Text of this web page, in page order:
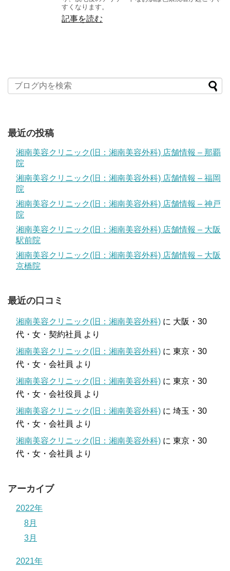
すくなります。
記事を読む
最近の投稿
湘南美容クリニック(旧：湘南美容外科) 店舗情報 – 那覇
院
湘南美容クリニック(旧：湘南美容外科) 店舗情報 – 福岡
院
湘南美容クリニック(旧：湘南美容外科) 店舗情報 – 神戸
院
湘南美容クリニック(旧：湘南美容外科) 店舗情報 – 大阪
駅前院
湘南美容クリニック(旧：湘南美容外科) 店舗情報 – 大阪
京橋院
最近の口コミ
湘南美容クリニック(旧：湘南美容外科) に 大阪・30
代・女・契約社員 より
湘南美容クリニック(旧：湘南美容外科) に 東京・30
代・女・会社員 より
湘南美容クリニック(旧：湘南美容外科) に 東京・30
代・女・会社役員 より
湘南美容クリニック(旧：湘南美容外科) に 埼玉・30
代・女・会社員 より
湘南美容クリニック(旧：湘南美容外科) に 東京・30
代・女・会社員 より
アーカイブ
2022年
8月
3月
2021年